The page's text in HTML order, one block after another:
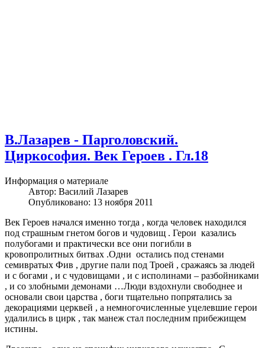
В.Лазарев - Парголовский.
Циркософия. Век Героев . Гл.18
Информация о материале
Автор: Василий Лазарев
Опубликовано: 13 ноября 2011
Век Героев начался именно тогда , когда человек находился
под страшным гнетом богов и чудовищ . Герои казались
полубогами и практически все они погибли в
кровопролитных битвах .Одни остались под стенами
семивратых Фив , другие пали под Троей , сражаясь за людей
и с богами , и с чудовищами , и с исполинами – разбойниками
, и со злобными демонами …Люди вздохнули свободнее и
основали свои царства , боги тщательно попрятались за
декорациями церквей , а немногочисленные уцелевшие герои
удалились в цирк , так манеж стал последним прибежищем
истины.